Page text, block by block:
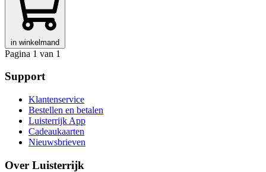
in winkelmand
Pagina 1 van 1
Support
Klantenservice
Bestellen en betalen
Luisterrijk App
Cadeaukaarten
Nieuwsbrieven
Over Luisterrijk